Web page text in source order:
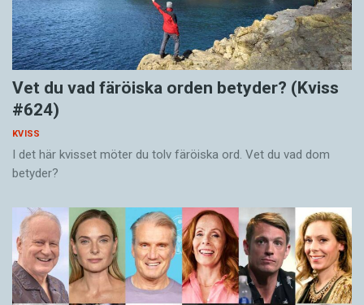
Vet du vad färöiska orden betyder? (Kviss
#624)
KVISS
I det här kvisset möter du tolv färöiska ord. Vet du vad dom
betyder?